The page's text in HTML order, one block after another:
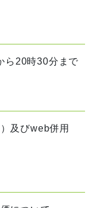
ら20時30分まで
及びweb併用